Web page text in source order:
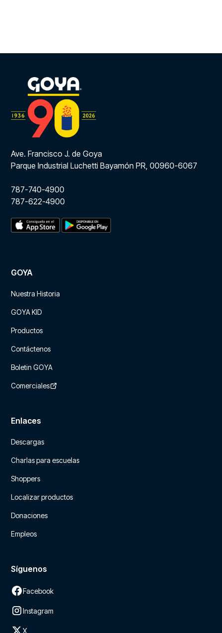
Ave. Francisco J. de Goya
Parque Industrial Luchetti Bayamón PR, 00960-6067
787-740-4900
787-622-4900
GOYA
Nuestra Historia
GOYA KID
Productos
Contáctenos
Boletin GOYA
Comerciales
Enlaces
Descargas
Charlas para escuelas
Shoppers
Localizar productos
Donaciones
Empleos
Síguenos
Facebook
Instagram
X